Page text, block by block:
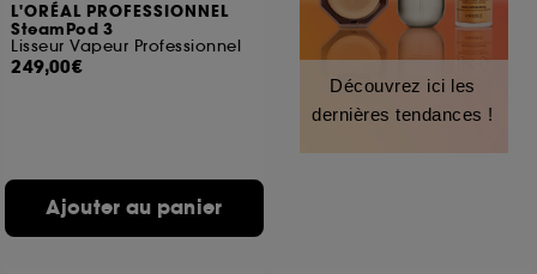
L'ORÉAL PROFESSIONNEL
SteamPod 3
Lisseur Vapeur Professionnel
249,00€
Ajouter au panier
Découvrez ici les
dernières tendances !